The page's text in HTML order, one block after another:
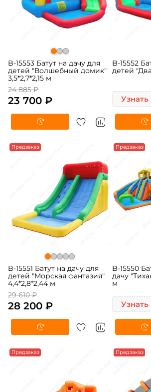
B-15553 Батут на дачу для
детей "Волшебный домик"
3,5*2,7*2,15 м
24 885 ₽
23 700 ₽
B-15552
детей
-5% Предзаказ
B-15551 Батут на дачу для
детей "Морская фантазия"
4,4*2,8*2,44 м
29 610 ₽
28 200 ₽
Предзаказ
B-15550
дачу
м
-5% Предзаказ Предзаказ